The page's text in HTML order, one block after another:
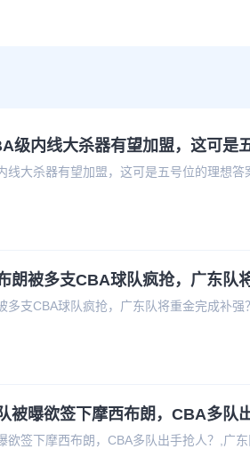
级内线大杀器有望加盟，这可是
线大杀器有望加盟，这可是五号位的理想
朗被多支CBA球队疯抢，广东队
多支CBA球队疯抢，广东队将重金完成补
被曝欲签下摩西布朗，CBA多队
欲签下摩西布朗，CBA多队出手抢人？,广